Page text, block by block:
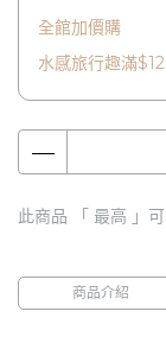
全館加價購
水感旅行趣滿
此商品 「 最高 」
商品介紹